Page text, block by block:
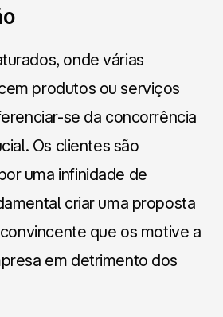
onde várias
produtos ou serviços
se da concorrência
Os clientes são
uma infinidade de
criar uma proposta
que os motive a
em detrimento dos